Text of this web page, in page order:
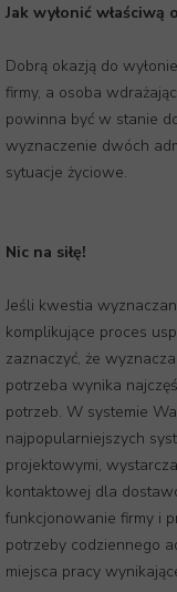
Jak wyłonić właściwą
Dobrą okazją do
firmy, a osoba
powinna być w stanie
wyznaczenie dwóch
sytuacje życiowe.
Nic na siłę!
Jeśli kwestia
komplikujące proces
zaznaczyć, że
potrzeba wynika
potrzeb. W systemie
najpopularniejszych
projektowymi,
kontaktowej dla
funkcjonowanie firmy i
potrzeby codziennego
miejsca pracy